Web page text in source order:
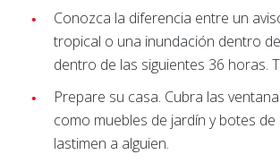
Conozca la diferencia entre un
tropical o una inundación dentro
dentro de las siguientes 36 horas.
Prepare su casa. Cubra las
como muebles de jardín y botes
lastimen a alguien.